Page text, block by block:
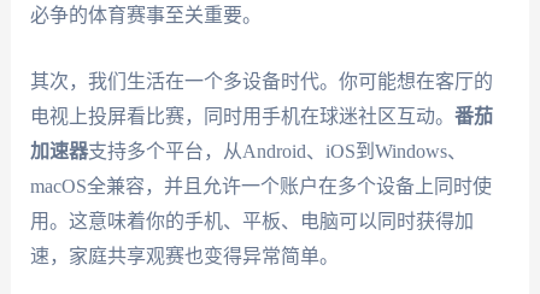
必争的体育赛事至关重要。
其次，我们生活在一个多设备时代。你可能想在客厅的
电视上投屏看比赛，同时用手机在球迷社区互动。 番茄
加速器支持多个平台，从Android、iOS到Windows、
macOS全兼容，并且允许一个账户在多个设备上同时使
用。这意味着你的手机、平板、电脑可以同时获得加
速，家庭共享观赛也变得异常简单。